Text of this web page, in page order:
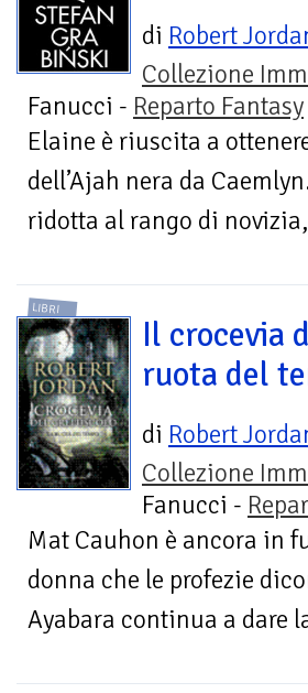
di Robert
Collezione
Fanucci - Reparto Fantasy
Elaine è riuscita a
dell’Ajah nera da
ridotta al rango di
LIBRI
Il crocevia
ruota del
di Robert
Collezione
Fanucci -
Mat Cauhon è ancora in
donna che le profezie
Ayabara continua a dare